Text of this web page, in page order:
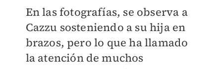
En las fotografías, se observa a
Cazzu sosteniendo a su hija en
brazos, pero lo que ha llamado
la atención de muchos